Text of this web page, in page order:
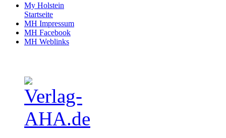
My Holstein
Startseite
MH Impressum
MH Facebook
MH Weblinks